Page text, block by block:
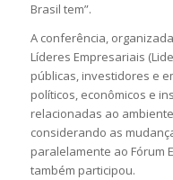
Brasil tem”.
A conferência,
Líderes Empresariais
públicas, investidores e
políticos, econômicos e
relacionadas ao
considerando as
paralelamente ao Fórum
também participou.